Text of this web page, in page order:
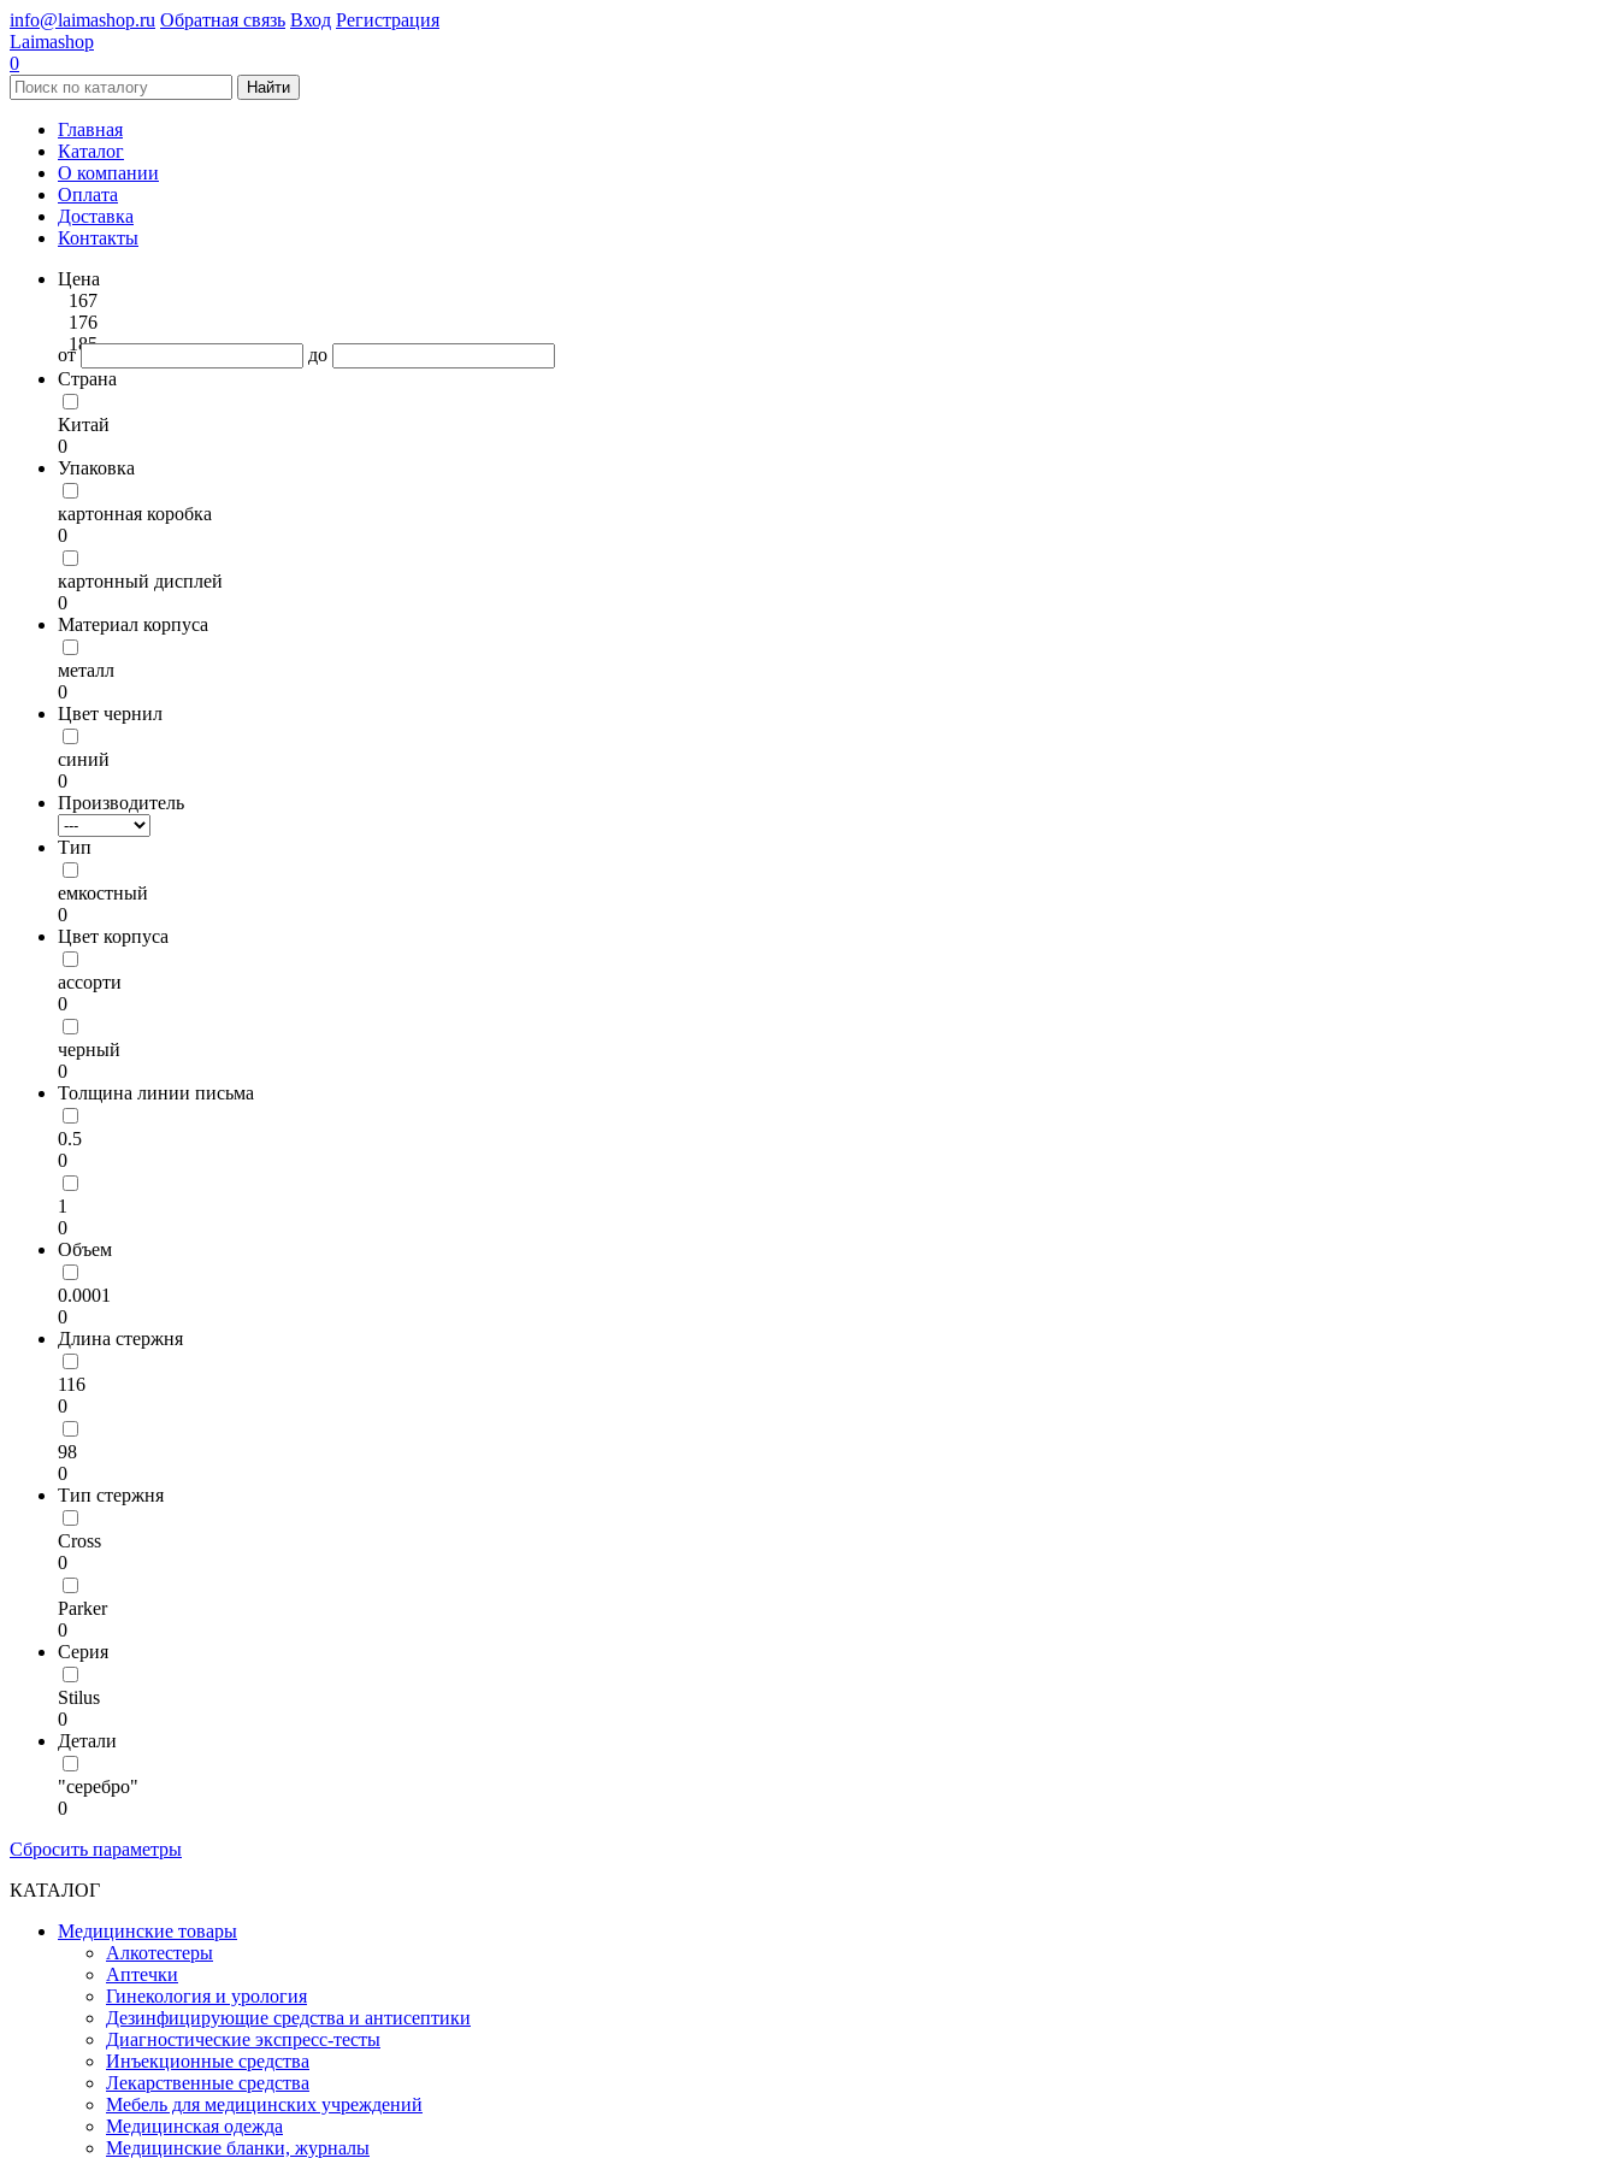
info@laimashop.ru Обратная связь Вход Регистрация
Laimashop
0
Найти
Главная
Каталог
О компании
Оплата
Доставка
Контакты
Цена
167
176
185
от
до
Страна
Китай
0
Упаковка
картонная коробка
0
картонный дисплей
0
Материал корпуса
металл
0
Цвет чернил
синий
0
Производитель
Тип
емкостный
0
Цвет корпуса
ассорти
0
черный
0
Толщина линии письма
0.5
0
1
0
Объем
0.0001
0
Длина стержня
116
0
98
0
Тип стержня
Cross
0
Parker
0
Серия
Stilus
0
Детали
"серебро"
0
Сбросить параметры
КАТАЛОГ
Медицинские товары
Алкотестеры
Аптечки
Гинекология и урология
Дезинфицирующие средства и антисептики
Диагностические экспресс-тесты
Инъекционные средства
Лекарственные средства
Мебель для медицинских учреждений
Медицинская одежда
Медицинские бланки, журналы